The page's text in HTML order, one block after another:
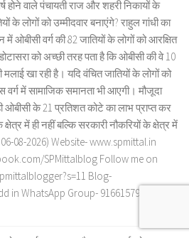
होने वाले पंचायती राज और शहरी निकायों के
के लोगों को उम्मीदवार बनाएंगे? राहुल गांधी का
में ओबीसी वर्ग की 82 जातियों के लोगों को आरक्षित
को अच्छी तरह पता है कि ओबीसी की वे 10
मलाई खा रही है। यदि वंचित जातियों के लोगों को
वर्ग में सामाजिक समानता भी आएगी। मौजूदा
ओबीसी के 21 प्रतिशत कोटे का लाभ प्राप्त कर
में ही नहीं बल्कि सरकारी नौकरियों के क्षेत्र में
06-08-2026) Website- www.spmittal.in
SPMittalblog Follow me on
Blog-
in WhatsApp Group- 9166157932 To